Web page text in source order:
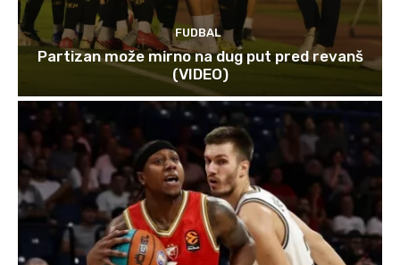
FUDBAL
Partizan može mirno na dug put pred revanš
(VIDEO)